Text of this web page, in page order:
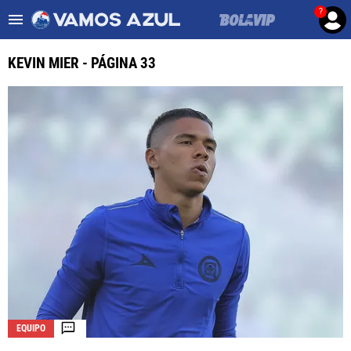
?
Noticias Cruz Azul HOY
ULTIMAS NOTICIAS
LEAGUES CUP
FUERZAS BÁSICAS
MERCADO DE FICHAJES
OPINIÓN
KEVIN MIER - PÁGINA 33
EQUIPO